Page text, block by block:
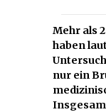
Mehr als
haben
nur ein